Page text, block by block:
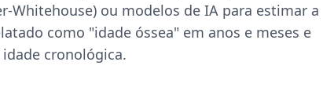
Whitehouse) ou modelos de IA para estimar a
como "idade óssea" em anos e meses e
cronológica.